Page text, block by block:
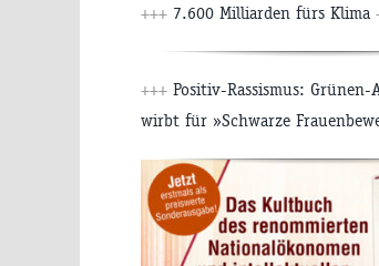
+++ 7.600 Milliarden fürs Klima
+++ Positiv-Rassismus: Grünen-
wirbt für »Schwarze